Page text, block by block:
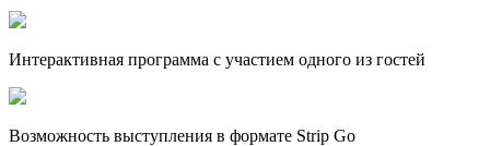
Интерактивная программа с участием одного из гостей
Возможность выступления в формате Strip Go